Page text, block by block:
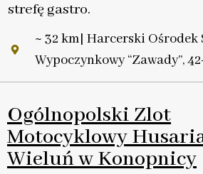
strefę gastro.
~ 32 km| Harcerski Ośrodek
Wypoczynkowy “Zawady”,
Ogólnopolski Zlot
Motocyklowy
Wieluń w Konopnicy